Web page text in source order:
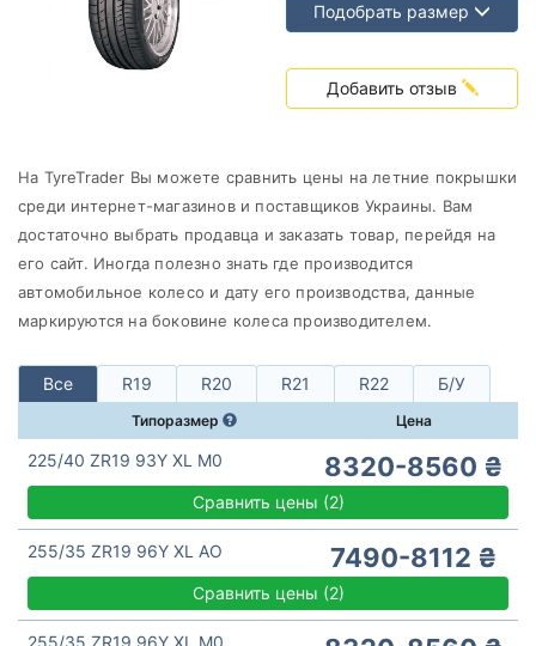
Подобрать размер
Добавить отзыв
На TyreTrader Вы можете сравнить цены на летние покрышки
среди интернет-магазинов и поставщиков Украины. Вам
достаточно выбрать продавца и заказать товар, перейдя на
его сайт. Иногда полезно знать где производится
автомобильное колесо и дату его производства, данные
маркируются на боковине колеса производителем.
Все R19 R20 R21 R22 Б/У
Типоразмер Цена
225/40 ZR19 93Y XL M0 8320-8560 ₴
Сравнить цены (2)
255/35 ZR19 96Y XL AO 7490-8112 ₴
Сравнить цены (2)
255/35 ZR19 96Y XL M0
Тип транспортного средства
Усиленная шина